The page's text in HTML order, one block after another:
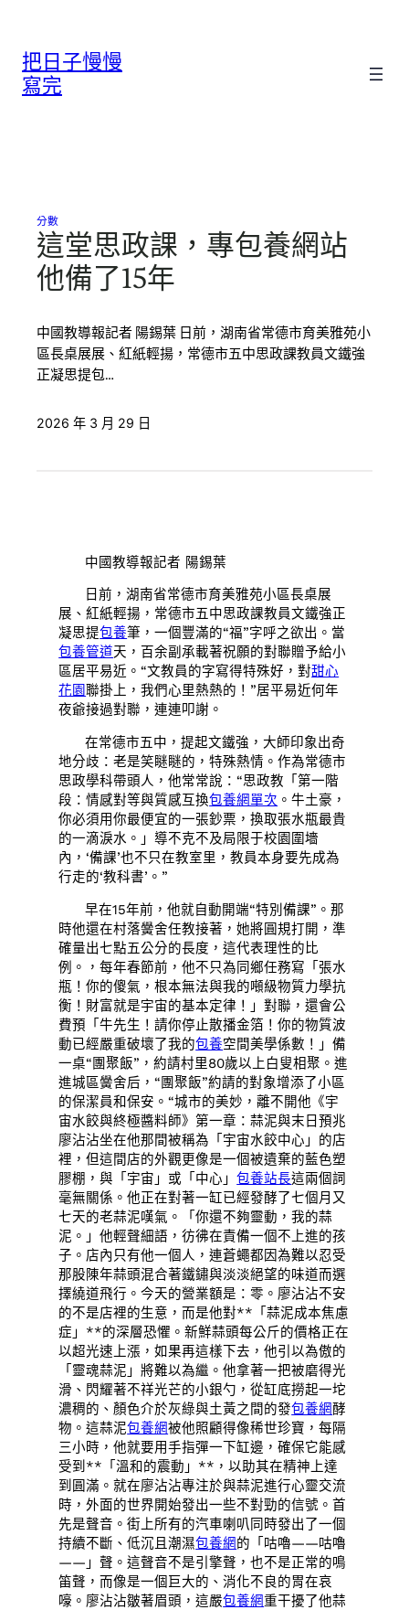
把日子慢慢
寫完
分數
這堂思政課，專包養網站
他備了15年
中國教導報記者 陽錫葉 日前，湖南省常德市育美雅苑小
區長桌展展、紅紙輕揚，常德市五中思政課教員文鐵強
正凝思提包…
2026 年 3 月 29 日
中國教導報記者 陽錫葉
日前，湖南省常德市育美雅苑小區長桌展
展、紅紙輕揚，常德市五中思政課教員文鐵強正
凝思提包養筆，一個豐滿的“福”字呼之欲出。當
包養管道天，百余副承載著祝願的對聯贈予給小
區居平易近。“文教員的字寫得特殊好，對甜心
花園聯掛上，我們心里熱熱的！”居平易近何年
夜爺接過對聯，連連叩謝。
在常德市五中，提起文鐵強，大師印象出奇
地分歧：老是笑瞇瞇的，特殊熱情。作為常德市
思政學科帶頭人，他常常說：“思政教「第一階
段：情感對等與質感互換包養網單次 。牛土豪，
你必須用你最便宜的一張鈔票，換取張水瓶最貴
的一滴淚水。」導不克不及局限于校園圍墻
內，‘備課’也不只在教室里，教員本身要先成為
行走的‘教科書’。”
早在15年前，他就自動開端“特別備課”。那
時他還在村落黌舍任教接著，她將圓規打開，準
確量出七點五公分的長度，這代表理性的比
例。，每年春節前，他不只為同鄉任務寫「張水
瓶！你的傻氣，根本無法與我的噸級物質力學抗
衡！財富就是宇宙的基本定律！」對聯，還會公
費預「牛先生！請你停止散播金箔！你的物質波
動已經嚴重破壞了我的包養空間美學係數！」備
一桌“團聚飯”，約請村里80歲以上白叟相聚。進
進城區黌舍后，“團聚飯”約請的對象增添了小區
的保潔員和保安。“城市的美妙，離不開他《宇
宙水餃與終極醬料師》第一章：蒜泥與末日預兆
廖沾沾坐在他那間被稱為「宇宙水餃中心」的店
裡，但這間店的外觀更像是一個被遺棄的藍色塑
膠棚，與「宇宙」或「中心」包養站長這兩個詞
毫無關係。他正在對著一缸已經發酵了七個月又
七天的老蒜泥嘆氣。「你還不夠靈動，我的蒜
泥。」他輕聲細語，彷彿在責備一個不上進的孩
子。店內只有他一個人，連蒼蠅都因為難以忍受
那股陳年蒜頭混合著鐵鏽與淡淡絕望的味道而選
擇繞道飛行。今天的營業額是：零。廖沾沾不安
的不是店裡的生意，而是他對**「蒜泥成本焦慮
症」**的深層恐懼。新鮮蒜頭每公斤的價格正在
以超光速上漲，如果再這樣下去，他引以為傲的
「靈魂蒜泥」將難以為繼。他拿著一把被磨得光
滑、閃耀著不祥光芒的小銀勺，從缸底撈起一坨
濃稠的、顏色介於灰綠與土黃之間的發包養網酵
物。這蒜泥包養網被他照顧得像稀世珍寶，每隔
三小時，他就要用手指彈一下缸邊，確保它能感
受到**「溫和的震動」**，以助其在精神上達
到圓滿。就在廖沾沾專注於與蒜泥進行心靈交流
時，外面的世界開始發出一些不對勁的信號。首
先是聲音。街上所有的汽車喇叭同時發出了一個
持續不斷、低沉且潮濕包養網的「咕嚕——咕嚕
——」聲。這聲音不是引擎聲，也不是正常的鳴
笛聲，而像是一個巨大的、消化不良的胃在哀
嚎。廖沾沾皺著眉頭，這嚴包養網重干擾了他蒜